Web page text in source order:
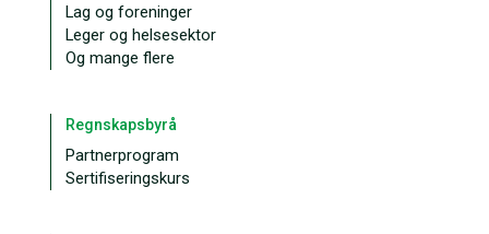
Lag og foreninger
Leger og helsesektor
Og mange flere
Regnskapsbyrå
Partnerprogram
Sertifiseringskurs